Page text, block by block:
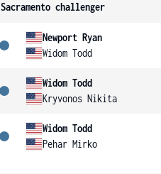
Sacramento challenger
Newport Ryan
Widom Todd
Widom Todd
Kryvonos Nikita
Widom Todd
Pehar Mirko